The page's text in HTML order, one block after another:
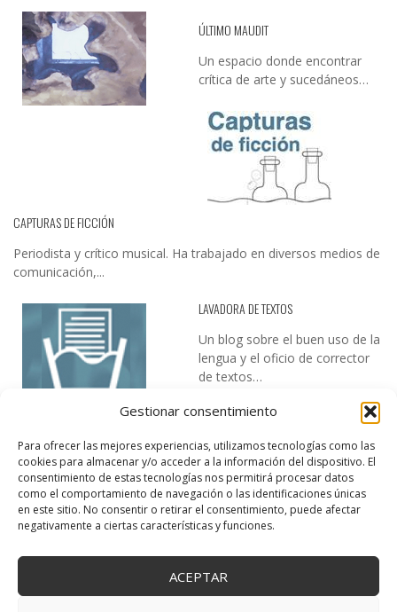
Gestionar consentimiento
Para ofrecer las mejores experiencias, utilizamos tecnologías como las
cookies para almacenar y/o acceder a la información del dispositivo. El
consentimiento de estas tecnologías nos permitirá procesar datos
como el comportamiento de navegación o las identificaciones únicas
en este sitio. No consentir o retirar el consentimiento, puede afectar
negativamente a ciertas características y funciones.
ACEPTAR
ÚLTIMO MAUDIT
Un espacio donde encontrar
crítica de arte y sucedáneos…
CAPTURAS DE FICCIÓN
Periodista y crítico musical. Ha trabajado en diversos medios de
comunicación,...
LAVADORA DE TEXTOS
Un blog sobre el buen uso de la
lengua y el oficio de corrector
de textos…
DESIREE MARTÍN